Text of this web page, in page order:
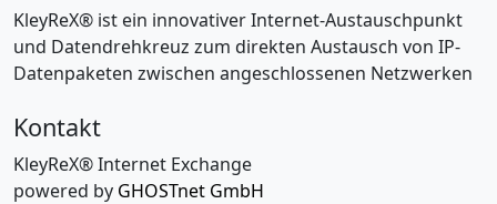
KleyReX® ist ein innovativer Internet-Austauschpunkt
und Datendrehkreuz zum direkten Austausch von IP-
Datenpaketen zwischen angeschlossenen Netzwerken
Kontakt
KleyReX® Internet Exchange
powered by GHOSTnet GmbH